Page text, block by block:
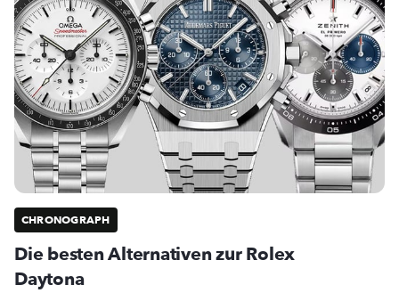
CHRONOGRAPH
Die besten Alternativen zur Rolex
Daytona